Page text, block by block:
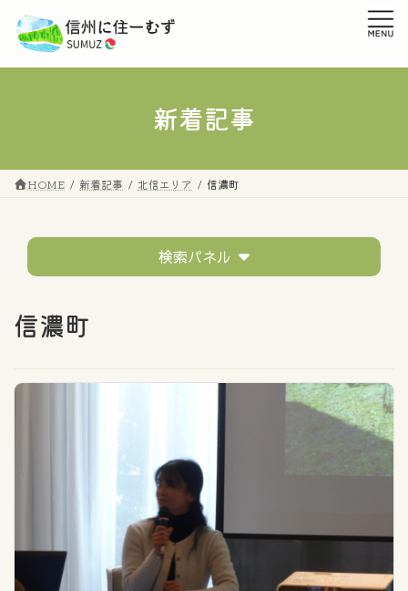
ン
プ
ー
動
新着記事
HOME 新着記事 北信エリア 信濃町
テーマ
すべてのタグ
移住者の声 イベントレポート
カテゴリー一覧 全域
検索パネル
信濃町